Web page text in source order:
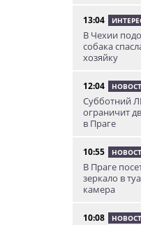
13:04
В Чехии
собака
хозяйку
12:04
Субботний
ограничит
в Праге
10:55
В Праге
зеркало в
камера
10:08